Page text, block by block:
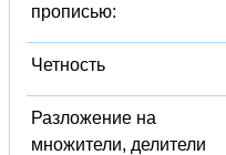
прописью:
Четность
Разложение на
множители, делители